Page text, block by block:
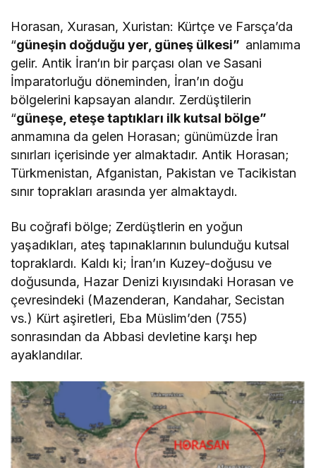
Horasan, Xurasan, Xuristan: Kürtçe ve Farsça’da
“güneşin doğduğu yer, güneş ülkesi” anlamıma
gelir. Antik İran‘ın bir parçası olan veSasani
İmparatorluğu döneminden, İran’ın doğu
bölgelerini kapsayan alandır. Zerdüştilerin
“güneşe, eteşe taptıkları ilk kutsal bölge”
anmamına da gelen Horasan; günümüzde İran
sınırları içerisinde yer almaktadır. Antik Horasan;
Türkmenistan, Afganistan, Pakistan ve Tacikistan
sınır toprakları arasında yer almaktaydı.
Bu coğrafi bölge; Zerdüştlerin en yoğun
yaşadıkları, ateş tapınaklarının bulunduğu kutsal
topraklardı. Kaldı ki; İran’ın Kuzey-doğusu ve
doğusunda, Hazar Denizi kıyısındaki Horasan ve
çevresindeki (Mazenderan, Kandahar, Secistan
vs.) Kürt aşiretleri, Eba Müslim’den (755)
sonrasından da Abbasi devletine karşı hep
ayaklandılar.